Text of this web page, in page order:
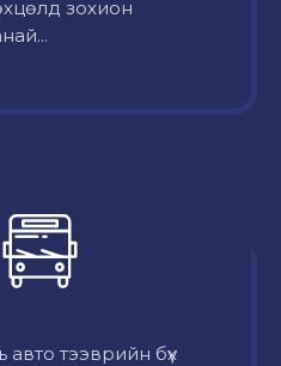
зохион
тээврийн бүх